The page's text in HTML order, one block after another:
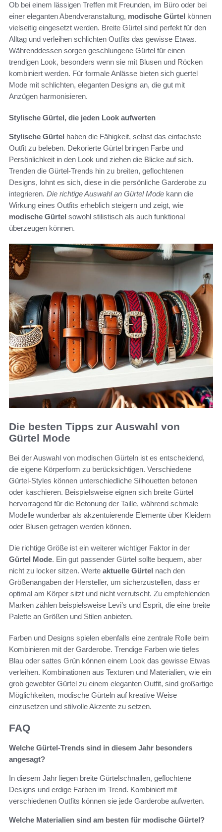
Ob bei einem lässigen Treffen mit Freunden, im Büro oder bei
einer eleganten Abendveranstaltung, modische Gürtel können
vielseitig eingesetzt werden. Breite Gürtel sind perfekt für den
Alltag und verleihen schlichten Outfits das gewisse Etwas.
Währenddessen sorgen geschlungene Gürtel für einen
trendigen Look, besonders wenn sie mit Blusen und Röcken
kombiniert werden. Für formale Anlässe bieten sich guertel
Mode mit schlichten, eleganten Designs an, die gut mit
Anzügen harmonisieren.
Stylische Gürtel, die jeden Look aufwerten
Stylische Gürtel haben die Fähigkeit, selbst das einfachste
Outfit zu beleben. Dekorierte Gürtel bringen Farbe und
Persönlichkeit in den Look und ziehen die Blicke auf sich.
Trenden die Gürtel-Trends hin zu breiten, geflochtenen
Designs, lohnt es sich, diese in die persönliche Garderobe zu
integrieren. Die richtige Auswahl an Gürtel Mode kann die
Wirkung eines Outfits erheblich steigern und zeigt, wie
modische Gürtel sowohl stilistisch als auch funktional
überzeugen können.
Die besten Tipps zur Auswahl von
Gürtel Mode
Bei der Auswahl von modischen Gürteln ist es entscheidend,
die eigene Körperform zu berücksichtigen. Verschiedene
Gürtel-Styles können unterschiedliche Silhouetten betonen
oder kaschieren. Beispielsweise eignen sich breite Gürtel
hervorragend für die Betonung der Taille, während schmale
Modelle wunderbar als akzentuierende Elemente über Kleidern
oder Blusen getragen werden können.
Die richtige Größe ist ein weiterer wichtiger Faktor in der
Gürtel Mode. Ein gut passender Gürtel sollte bequem, aber
nicht zu locker sitzen. Werte aktuelle Gürtel nach den
Größenangaben der Hersteller, um sicherzustellen, dass er
optimal am Körper sitzt und nicht verrutscht. Zu empfehlenden
Marken zählen beispielsweise Levi’s und Esprit, die eine breite
Palette an Größen und Stilen anbieten.
Farben und Designs spielen ebenfalls eine zentrale Rolle beim
Kombinieren mit der Garderobe. Trendige Farben wie tiefes
Blau oder sattes Grün können einem Look das gewisse Etwas
verleihen. Kombinationen aus Texturen und Materialien, wie ein
grob gewebter Gürtel zu einem eleganten Outfit, sind großartige
Möglichkeiten, modische Gürteln auf kreative Weise
einzusetzen und stilvolle Akzente zu setzen.
FAQ
Welche Gürtel-Trends sind in diesem Jahr besonders
angesagt?
In diesem Jahr liegen breite Gürtelschnallen, geflochtene
Designs und erdige Farben im Trend. Kombiniert mit
verschiedenen Outfits können sie jede Garderobe aufwerten.
Welche Materialien sind am besten für modische Gürtel?